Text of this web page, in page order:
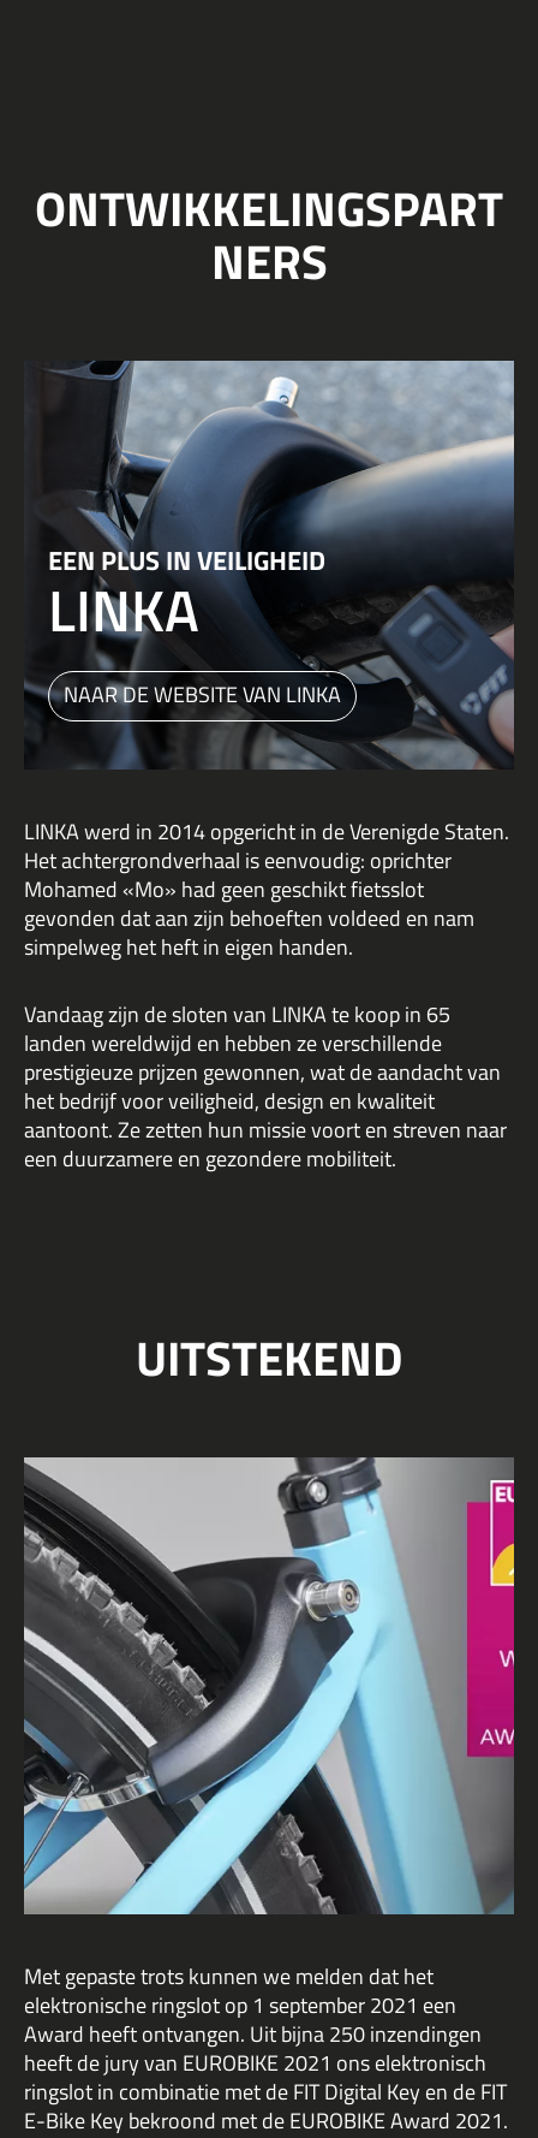
ONTWIKKELINGSPART
NERS
EEN PLUS IN VEILIGHEID
LINKA
NAAR DE WEBSITE VAN LINKA
LINKA werd in 2014 opgericht in de Verenigde Staten.
Het achtergrondverhaal is eenvoudig: oprichter
Mohamed «Mo» had geen geschikt fietsslot
gevonden dat aan zijn behoeften voldeed en nam
simpelweg het heft in eigen handen.
Vandaag zijn de sloten van LINKA te koop in 65
landen wereldwijd en hebben ze verschillende
prestigieuze prijzen gewonnen, wat de aandacht van
het bedrijf voor veiligheid, design en kwaliteit
aantoont. Ze zetten hun missie voort en streven naar
een duurzamere en gezondere mobiliteit.
UITSTEKEND
Met gepaste trots kunnen we melden dat het
elektronische ringslot op 1 september 2021 een
Award heeft ontvangen. Uit bijna 250 inzendingen
heeft de jury van EUROBIKE 2021 ons elektronisch
ringslot in combinatie met de FIT Digital Key en de FIT
E-Bike Key bekroond met de EUROBIKE Award 2021.